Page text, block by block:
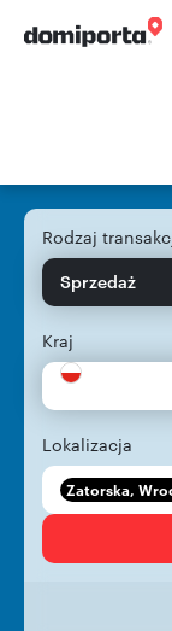
Rodzaj
Sprzedaż
Kraj
Lokalizacja
Zatorska,